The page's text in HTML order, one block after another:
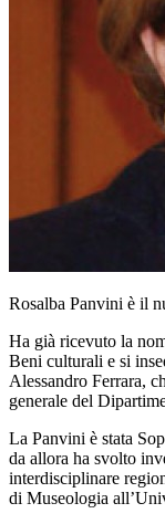
Rosalba Panvini è il
Ha già ricevuto la
Beni culturali e si
Alessandro Ferrara,
generale del
La Panvini è stata
da allora ha svolto
interdisciplinare
di Museologia